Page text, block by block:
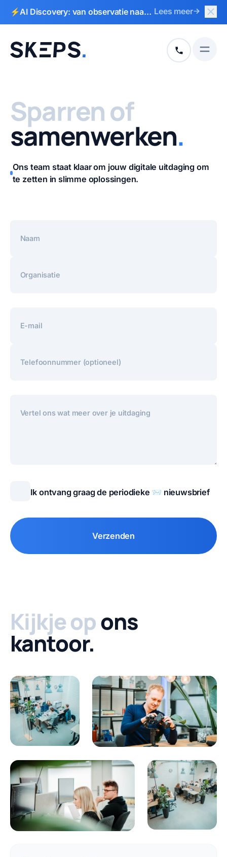
Naar hoofdinhoud
Naar voettekst
⚡AI Discovery: van observatie naar
Lees meer
+31 513 792
Open
Sparren of
samenwerken.
Ons team staat klaar om jouw digitale uitdaging om
te zetten in slimme oplossingen.
Naam
Organisatie
E-mail
Telefoonnummer (optioneel)
Vertel ons wat meer over je uitdaging
Ik ontvang graag de periodieke 📨 nieuwsbrief
Verzenden
Kijkje opons
kantoor.